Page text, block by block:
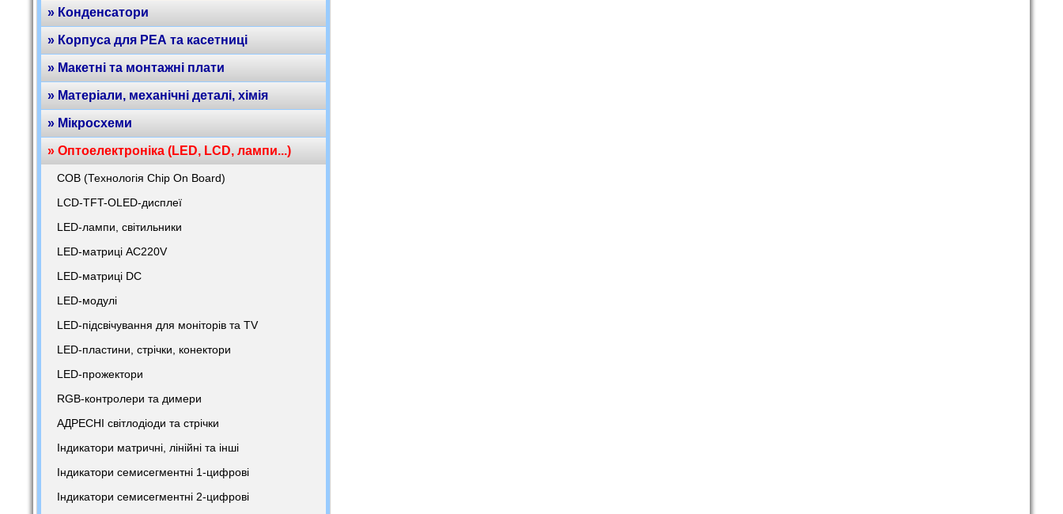
» Конденсатори
» Корпуса для РЕА та касетниці
» Макетні та монтажні плати
» Матеріали, механічні деталі, хімія
» Мікросхеми
» Оптоелектроніка (LED, LCD, лампи...)
COB (Технологія Chip On Board)
LCD-TFT-OLED-дисплеї
LED-лампи, світильники
LED-матриці AC220V
LED-матриці DC
LED-модулі
LED-підсвічування для моніторів та TV
LED-пластини, стрічки, конектори
LED-прожектори
RGB-контролери та димери
АДРЕСНІ світлодіоди та стрічки
Індикатори матричні, лінійні та інші
Індикатори семисегментні 1-цифрові
Індикатори семисегментні 2-цифрові